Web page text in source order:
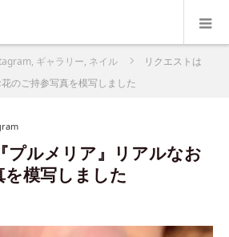
, ギャラリー, ネイル
リクエストは
のご持参写真を模写しました
プルメリア』リアルなお
模写しました